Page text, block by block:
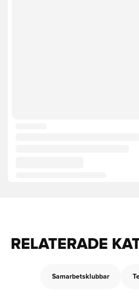
RELATERADE
Samarbetsklubbar